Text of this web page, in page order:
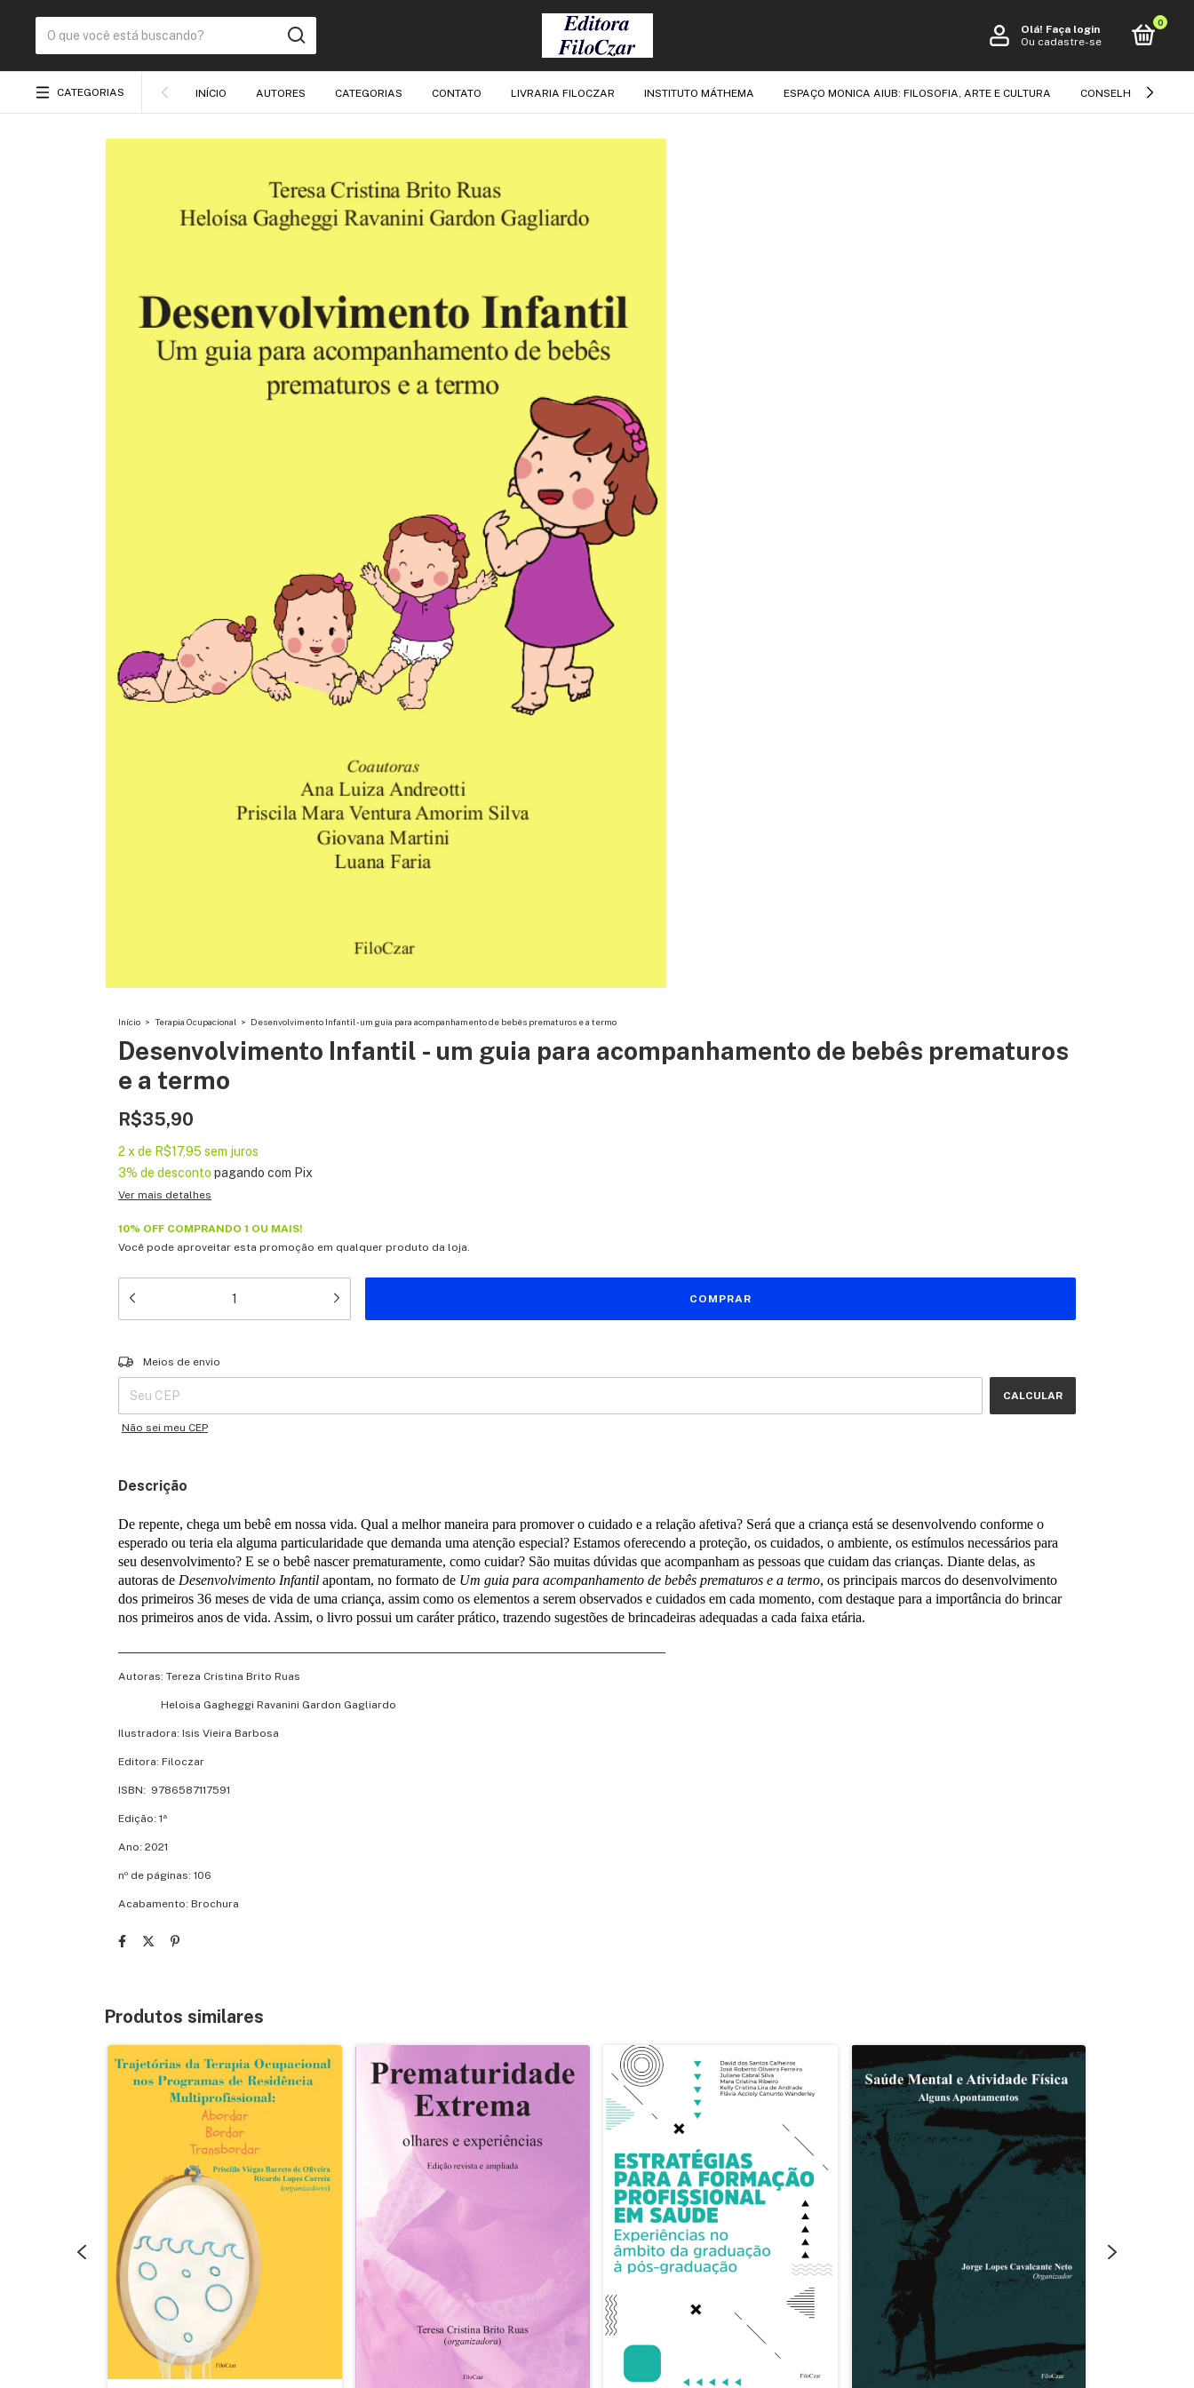
Olá! Faça login
Ou cadastre-se
0
CATEGORIAS INÍCIO AUTORES CATEGORIAS CONTATO LIVRARIA FILOCZAR INSTITUTO MÁTHEMA ESPAÇO MONICA AIUB: FILOSOFIA, ARTE E CULTURA CONSELHO
Início > Terapia Ocupacional > Desenvolvimento Infantil - um guia para acompanhamento de bebês prematuros e a termo
Desenvolvimento Infantil - um guia para acompanhamento de bebês prematuros
e a termo
R$35,90
2xde R$17,95 sem juros
3% de desconto pagando com Pix
Ver mais detalhes
10% OFF COMPRANDO 1 OU MAIS!
Você pode aproveitar esta promoção em qualquer produto da loja.
Entregas para o CEP:
Meios de envio
CALCULAR
Não sei meu CEP
Descrição
De repente, chega um bebê em nossa vida. Qual a melhor maneira para promover o cuidado e a relação afetiva? Será que a criança está se desenvolvendo conforme o
esperado ou teria ela alguma particularidade que demanda uma atenção especial? Estamos oferecendo a proteção, os cuidados, o ambiente, os estímulos necessários para
seu desenvolvimento? E se o bebê nascer prematuramente, como cuidar? São muitas dúvidas que acompanham as pessoas que cuidam das crianças. Diante delas, as
autoras de Desenvolvimento Infantil apontam, no formato de Um guia para acompanhamento de bebês prematuros e a termo, os principais marcos do desenvolvimento
dos primeiros 36 meses de vida de uma criança, assim como os elementos a serem observados e cuidados em cada momento, com destaque para a importância do brincar
nos primeiros anos de vida. Assim, o livro possui um caráter prático, trazendo sugestões de brincadeiras adequadas a cada faixa etária.
Autoras: Tereza Cristina Brito Ruas
Heloisa Gagheggi Ravanini Gardon Gagliardo
Ilustradora: Isis Vieira Barbosa
Editora: Filoczar
ISBN: 9786587117591
Edição: 1ª
Ano: 2021
nº de páginas: 106
Acabamento: Brochura
Produtos similares